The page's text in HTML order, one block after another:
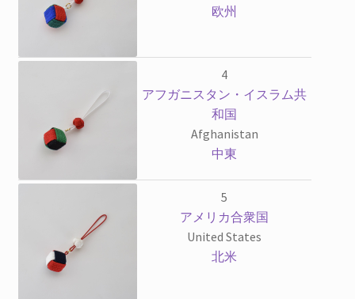
欧州
4
アフガニスタン・イスラム共
和国
Afghanistan
中東
5
アメリカ合衆国
United States
北米